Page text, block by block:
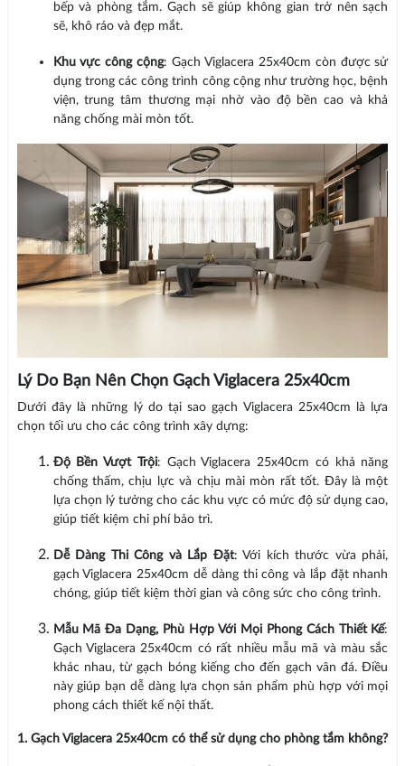
bếp và phòng tắm. Gạch sẽ giúp không gian trở nên sạch
sẽ, khô ráo và đẹp mắt.
Khu vực công cộng: Gạch Viglacera 25x40cm còn được sử
dụng trong các công trình công cộng như trường học, bệnh
viện, trung tâm thương mại nhờ vào độ bền cao và khả
năng chống mài mòn tốt.
Lý Do Bạn Nên Chọn Gạch Viglacera 25x40cm
Dưới đây là những lý do tại sao gạch Viglacera 25x40cm là lựa
chọn tối ưu cho các công trình xây dựng:
Độ Bền Vượt Trội: Gạch Viglacera 25x40cm có khả năng
chống thấm, chịu lực và chịu mài mòn rất tốt. Đây là một
lựa chọn lý tưởng cho các khu vực có mức độ sử dụng cao,
giúp tiết kiệm chi phí bảo trì.
Dễ Dàng Thi Công và Lắp Đặt: Với kích thước vừa phải,
gạch Viglacera 25x40cm dễ dàng thi công và lắp đặt nhanh
chóng, giúp tiết kiệm thời gian và công sức cho công trình.
Mẫu Mã Đa Dạng, Phù Hợp Với Mọi Phong Cách Thiết Kế:
Gạch Viglacera 25x40cm có rất nhiều mẫu mã và màu sắc
khác nhau, từ gạch bóng kiếng cho đến gạch vân đá. Điều
này giúp bạn dễ dàng lựa chọn sản phẩm phù hợp với mọi
phong cách thiết kế nội thất.
1. Gạch Viglacera 25x40cm có thể sử dụng cho phòng tắm không?